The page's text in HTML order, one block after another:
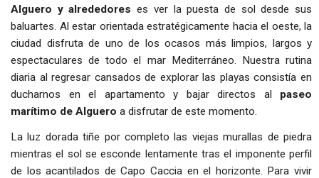
Alguero y alrededores es ver la puesta de sol desde sus
baluartes. Al estar orientada estratégicamente hacia el oeste, la
ciudad disfruta de uno de los ocasos más limpios, largos y
espectaculares de todo el mar Mediterráneo. Nuestra rutina
diaria al regresar cansados de explorar las playas consistía en
ducharnos en el apartamento y bajar directos al paseo
marítimo de Alguero a disfrutar de este momento.
La luz dorada tiñe por completo las viejas murallas de piedra
mientras el sol se esconde lentamente tras el imponente perfil
de los acantilados de Capo Caccia en el horizonte. Para vivir